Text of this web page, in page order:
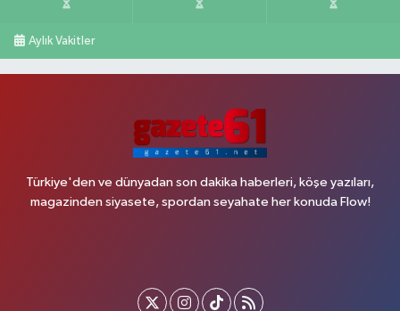
Aylık Vakitler
Türkiye'den ve dünyadan son dakika haberleri, köşe yazıları,
magazinden siyasete, spordan seyahate her konuda Flow!